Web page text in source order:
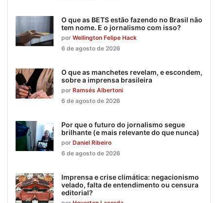
O que as BETS estão fazendo no Brasil não
tem nome. E o jornalismo com isso?
por Wellington Felipe Hack
6 de agosto de 2026
O que as manchetes revelam, e escondem,
sobre a imprensa brasileira
por Ramsés Albertoni
6 de agosto de 2026
Por que o futuro do jornalismo segue
brilhante (e mais relevante do que nunca)
por Daniel Ribeiro
6 de agosto de 2026
Imprensa e crise climática: negacionismo
velado, falta de entendimento ou censura
editorial?